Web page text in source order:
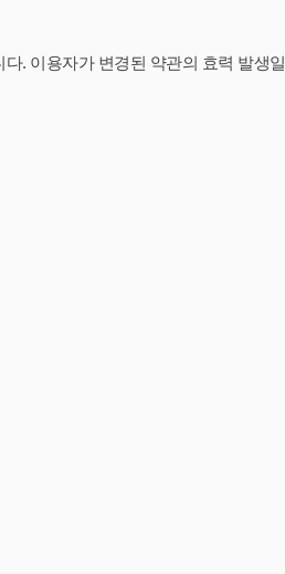
. 이용자가 변경된 약관의 효력 발생일